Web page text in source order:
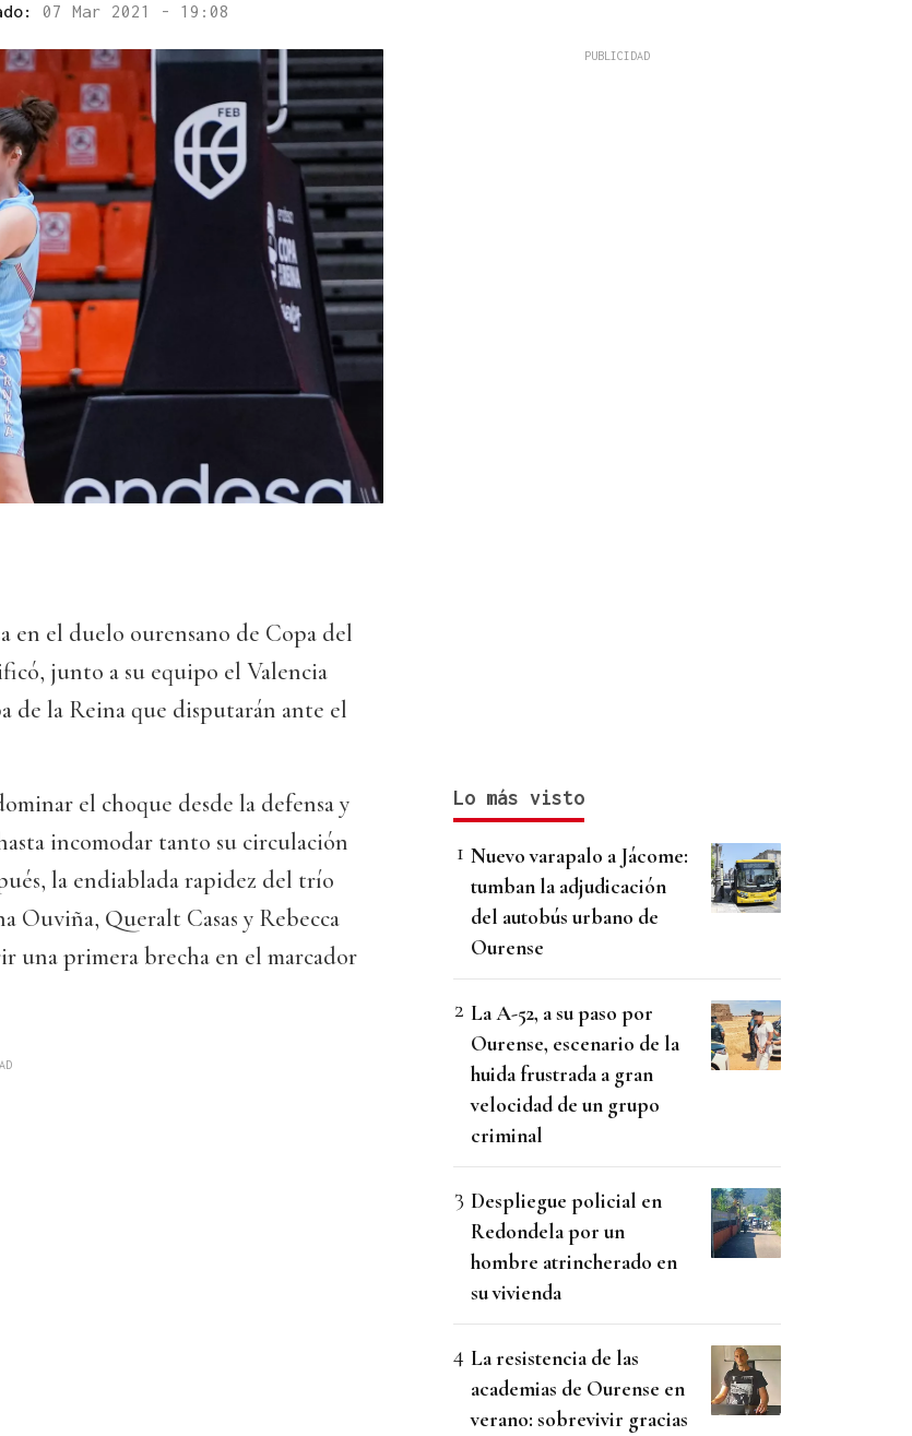
07 Mar 2021 - 19:08
en el duelo ourensano de Copa del
junto a su equipo el Valencia
de la Reina que disputarán ante el
el choque desde la defensa y
incomodar tanto su circulación
la endiablada rapidez del trío
Ouviña, Queralt Casas y Rebecca
primera brecha en el marcador
Lo más visto
Nuevo varapalo a Jácome:
tumban la adjudicación
del autobús urbano de
Ourense
La A-52, a su paso por
Ourense, escenario de la
huida frustrada a gran
velocidad de un grupo
criminal
Despliegue policial en
Redondela por un
hombre atrincherado en
su vivienda
La resistencia de las
academias de Ourense en
verano: sobrevivir gracias